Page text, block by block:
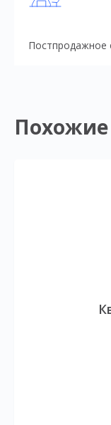
Постпродажное